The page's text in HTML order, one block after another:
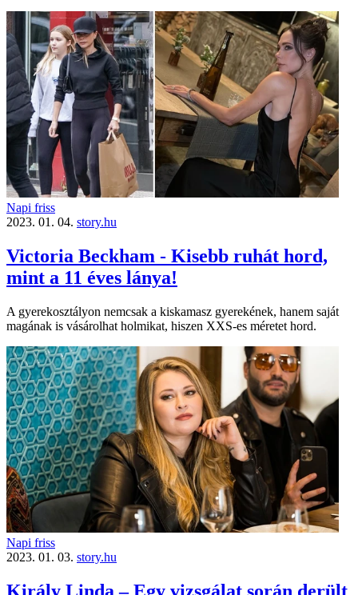
Napi friss
2023. 01. 04. story.hu
Victoria Beckham - Kisebb ruhát hord,
mint a 11 éves lánya!
A gyerekosztályon nemcsak a kiskamasz gyerekének, hanem saját
magának is vásárolhat holmikat, hiszen XXS-es méretet hord.
Napi friss
2023. 01. 03. story.hu